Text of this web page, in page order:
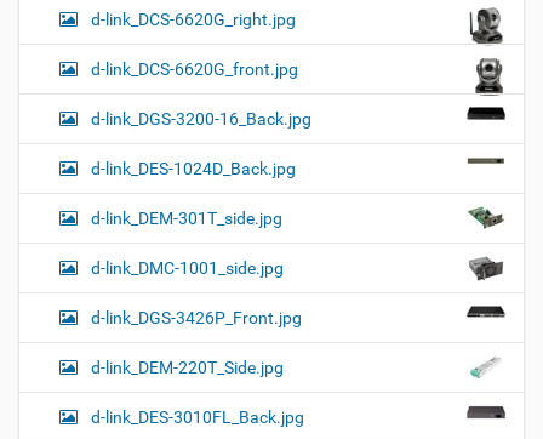
d-link_DCS-6620G_right.jpg
d-link_DCS-6620G_front.jpg
d-link_DGS-3200-16_Back.jpg
d-link_DES-1024D_Back.jpg
d-link_DEM-301T_side.jpg
d-link_DMC-1001_side.jpg
d-link_DGS-3426P_Front.jpg
d-link_DEM-220T_Side.jpg
d-link_DES-3010FL_Back.jpg